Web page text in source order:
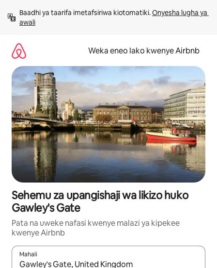
kwenda
kwenye
Baadhi ya taarifa imetafsiriwa kiotomatiki. Onyesha lugha ya
awali
Weka eneo lako kwenye Airbnb
Sehemu za upangishaji wa likizo huko
Gawley's Gate
Pata na uweke nafasi kwenye malazi ya kipekee
kwenye Airbnb
Mahali
Wakati matokeo yanapatikana, vinjari kwa kutumia vitufe vya